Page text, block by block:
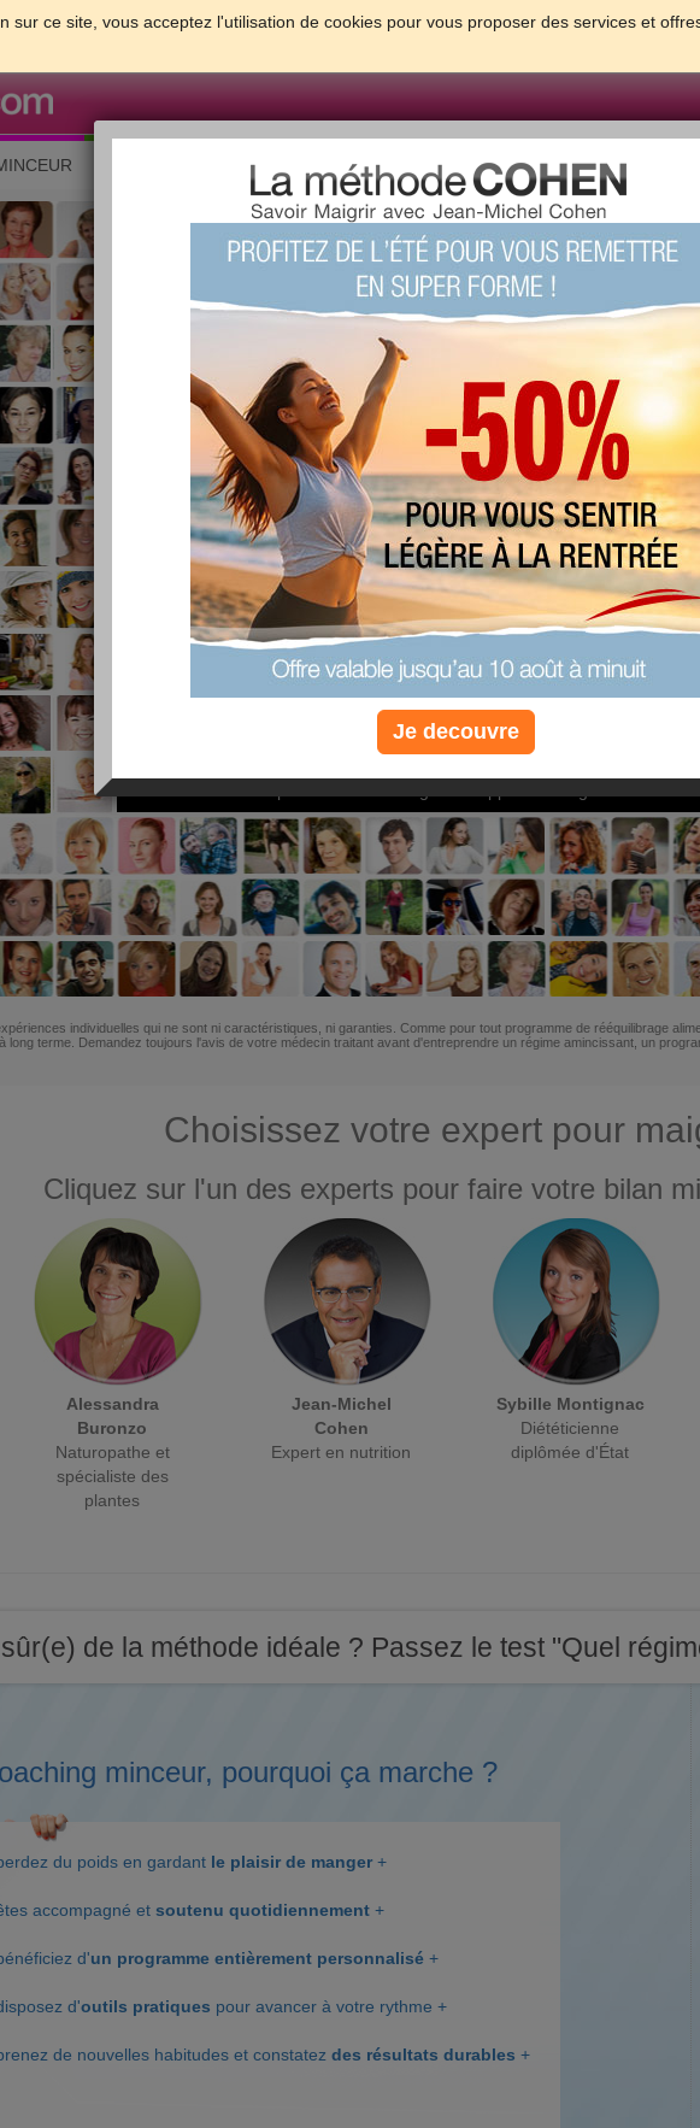
sur ce site, vous acceptez l'utilisation de cookies pour vous proposer des services et
FORME & SANTE PSYCHO & TESTS GROSSESSE & BEBE
Les meilleures solutions pour maigrir et être bien dans
PLUS
EFFICACE
PLUS
SANTÉ
PLUS
Non, je préfère le régime gratuit
individuelles qui ne sont ni caractéristiques, ni garanties. Comme pour tout programme de rééquilibrage
terme. Demandez toujours l'avis de votre médecin traitant avant d'entreprendre un régime amincissant, un
Choisissez votre expert pour
Cliquez sur l'un des experts pour faire votre bilan
Alessandra
Buronzo
Naturopathe et
spécialiste des
plantes
Jean-Michel
Cohen
Expert en nutrition
Sybille Montignac
Diététicienne
diplômée d'État
de la méthode idéale ? Passez le test "Quel
minceur, pourquoi ça marche ?
du poids en gardant le plaisir de manger +
accompagné et soutenu quotidiennement +
d'un programme entièrement personnalisé +
d'outils pratiques pour avancer à votre rythme +
de nouvelles habitudes et constatez des résultats durables +
Je decouvre